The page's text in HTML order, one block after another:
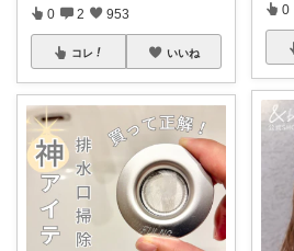
0 2 953
コレ いいね
0